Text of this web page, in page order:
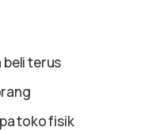
beli terus
toko fisik